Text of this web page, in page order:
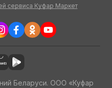
сервиса Куфар Маркет
Беларуси. ООО «Куфар